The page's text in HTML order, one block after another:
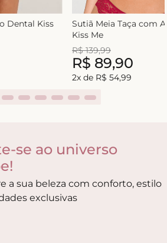
Dental Kiss
Sutiã Meia Taça com
Kiss Me
R$ 139,99
R$ 89,90
2x de R$ 54,99
se ao universo
a sua beleza com conforto, estilo
exclusivas